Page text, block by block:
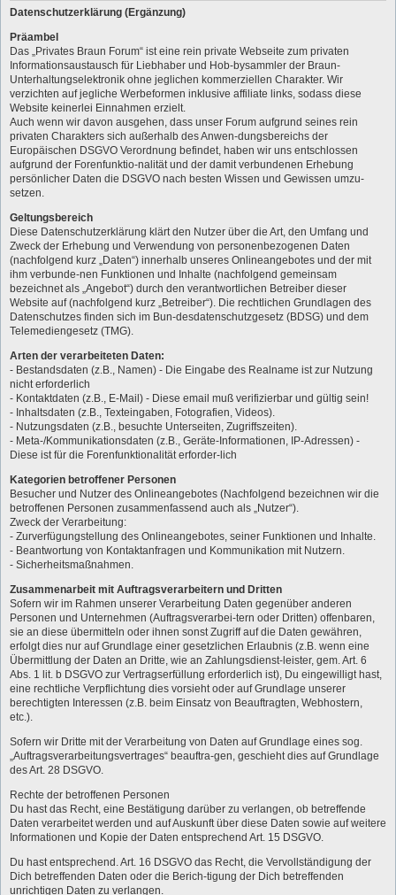
Datenschutzerklärung (Ergänzung)
Präambel
Das „Privates Braun Forum“ ist eine rein private Webseite zum privaten
Informationsaustausch für Liebhaber und Hob-bysammler der Braun-
Unterhaltungselektronik ohne jeglichen kommerziellen Charakter. Wir
verzichten auf jegliche Werbeformen inklusive affiliate links, sodass diese
Website keinerlei Einnahmen erzielt.
Auch wenn wir davon ausgehen, dass unser Forum aufgrund seines rein
privaten Charakters sich außerhalb des Anwen-dungsbereichs der
Europäischen DSGVO Verordnung befindet, haben wir uns entschlossen
aufgrund der Forenfunktio-nalität und der damit verbundenen Erhebung
persönlicher Daten die DSGVO nach besten Wissen und Gewissen umzu-
setzen.
Geltungsbereich
Diese Datenschutzerklärung klärt den Nutzer über die Art, den Umfang und
Zweck der Erhebung und Verwendung von personenbezogenen Daten
(nachfolgend kurz „Daten“) innerhalb unseres Onlineangebotes und der mit
ihm verbunde-nen Funktionen und Inhalte (nachfolgend gemeinsam
bezeichnet als „Angebot“) durch den verantwortlichen Betreiber dieser
Website auf (nachfolgend kurz „Betreiber“). Die rechtlichen Grundlagen des
Datenschutzes finden sich im Bun-desdatenschutzgesetz (BDSG) und dem
Telemediengesetz (TMG).
Arten der verarbeiteten Daten:
- Bestandsdaten (z.B., Namen) - Die Eingabe des Realname ist zur Nutzung
nicht erforderlich
- Kontaktdaten (z.B., E-Mail) - Diese email muß verifizierbar und gültig sein!
- Inhaltsdaten (z.B., Texteingaben, Fotografien, Videos).
- Nutzungsdaten (z.B., besuchte Unterseiten, Zugriffszeiten).
- Meta-/Kommunikationsdaten (z.B., Geräte-Informationen, IP-Adressen) -
Diese ist für die Forenfunktionalität erforder-lich
Kategorien betroffener Personen
Besucher und Nutzer des Onlineangebotes (Nachfolgend bezeichnen wir die
betroffenen Personen zusammenfassend auch als „Nutzer“).
Zweck der Verarbeitung:
- Zurverfügungstellung des Onlineangebotes, seiner Funktionen und Inhalte.
- Beantwortung von Kontaktanfragen und Kommunikation mit Nutzern.
- Sicherheitsmaßnahmen.
Zusammenarbeit mit Auftragsverarbeitern und Dritten
Sofern wir im Rahmen unserer Verarbeitung Daten gegenüber anderen
Personen und Unternehmen (Auftragsverarbei-tern oder Dritten) offenbaren,
sie an diese übermitteln oder ihnen sonst Zugriff auf die Daten gewähren,
erfolgt dies nur auf Grundlage einer gesetzlichen Erlaubnis (z.B. wenn eine
Übermittlung der Daten an Dritte, wie an Zahlungsdienst-leister, gem. Art. 6
Abs. 1 lit. b DSGVO zur Vertragserfüllung erforderlich ist), Du eingewilligt hast,
eine rechtliche Verpflichtung dies vorsieht oder auf Grundlage unserer
berechtigten Interessen (z.B. beim Einsatz von Beauftragten, Webhostern,
etc.).
Sofern wir Dritte mit der Verarbeitung von Daten auf Grundlage eines sog.
„Auftragsverarbeitungsvertrages“ beauftra-gen, geschieht dies auf Grundlage
des Art. 28 DSGVO.
Rechte der betroffenen Personen
Du hast das Recht, eine Bestätigung darüber zu verlangen, ob betreffende
Daten verarbeitet werden und auf Auskunft über diese Daten sowie auf weitere
Informationen und Kopie der Daten entsprechend Art. 15 DSGVO.
Du hast entsprechend. Art. 16 DSGVO das Recht, die Vervollständigung der
Dich betreffenden Daten oder die Berich-tigung der Dich betreffenden
unrichtigen Daten zu verlangen.